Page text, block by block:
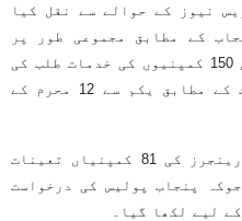
نیوز کے حوالے سے نقل کیا
کے مطابق مجموعی طور پر
صوبے کے لیے فوج اور رینجرز کی 150 کمپنیوں کی خدمات طلب کی
گئی ہیں۔ مختلف اضلاع کی ضرورت کے مطابق یکم سے 12 محرم کے
پنجاب بھر میں فوج کی 69 اور رینجرز کی 81 کمپنیاں تعینات
پنجاب پولیس کی درخواست
لیے لکھا گیا۔